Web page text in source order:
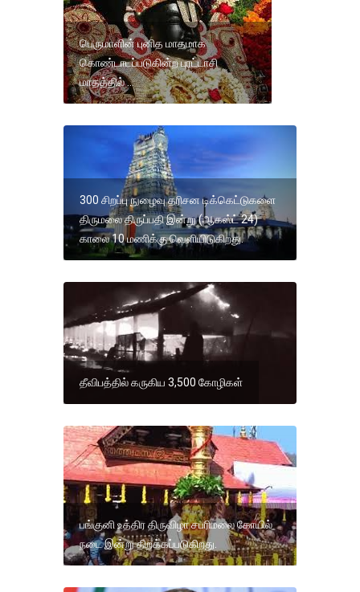
பெருமாளின் புனித மாதமாக
கொண்டாடப்படுகின்ற புரட்டாசி
மாதத்தில் ...
300 சிறப்பு நுழைவு தரிசன டிக்கெட்டுகளை
திருமலை திருப்பதி இன்று (ஆகஸ்ட் 24)
காலை 10 மணிக்கு வெளியிடுகிறது.
தீவிபத்தில் கருகிய 3,500 கோழிகள்
பங்குனி உத்திர திருவிழா சபரிமலை கோயில்
நடை இன்று திறக்கப்படுகிறது.